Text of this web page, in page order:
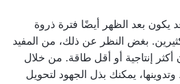
يكون بعد الظهر أيضًا فترة ذروة
بغض النظر عن ذلك، من المفيد
إنتاجية أو أقل طاقة. من خلال
يمكنك بذل الجهود لتحويل